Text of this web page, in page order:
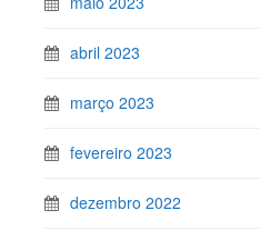
abril 2023
março 2023
fevereiro 2023
dezembro 2022